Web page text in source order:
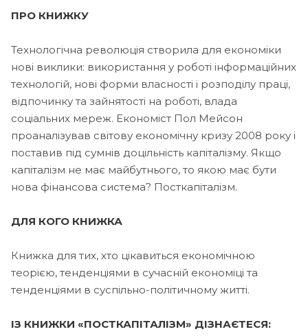
ПРО КНИЖКУ
Технологічна революція створила для економіки
нові виклики: використання у роботі інформаційних
технологій, нові форми власності і розподілу праці,
відпочинку та зайнятості на роботі, влада
соціальних мереж. Економіст Пол Мейсон
проаналізував світову економічну кризу 2008 року і
поставив під сумнів доцільність капіталізму. Якщо
капіталізм не має майбутнього, то якою має бути
нова фінансова система? Посткапіталізм.
ДЛЯ КОГО КНИЖКА
Книжка для тих, хто цікавиться економічною
теорією, тенденціями в сучасній економіці та
тенденціями в суспільно-політичному житті.
ІЗ КНИЖКИ «ПОСТКАПІТАЛІЗМ» ДІЗНАЄТЕСЯ: